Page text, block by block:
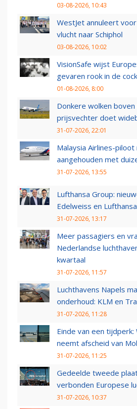
03-08-2026, 10:43
WestJet annuleert
vlucht naar Schiphol
03-08-2026, 10:02
VisionSafe wijst
gevaren rook in de
01-08-2026, 8:00
Donkere wolken boven
prijsvechter doet
31-07-2026, 22:01
Malaysia Airlines-piloot
aangehouden met
31-07-2026, 13:55
Lufthansa Group:
Edelweiss en
31-07-2026, 13:17
Meer passagiers en
Nederlandse
kwartaal
31-07-2026, 11:57
Luchthavens Napels
onderhoud: KLM en
31-07-2026, 11:28
Einde van een tijdperk:
neemt afscheid van
31-07-2026, 11:25
Gedeelde tweede
verbonden Europese
31-07-2026, 10:37